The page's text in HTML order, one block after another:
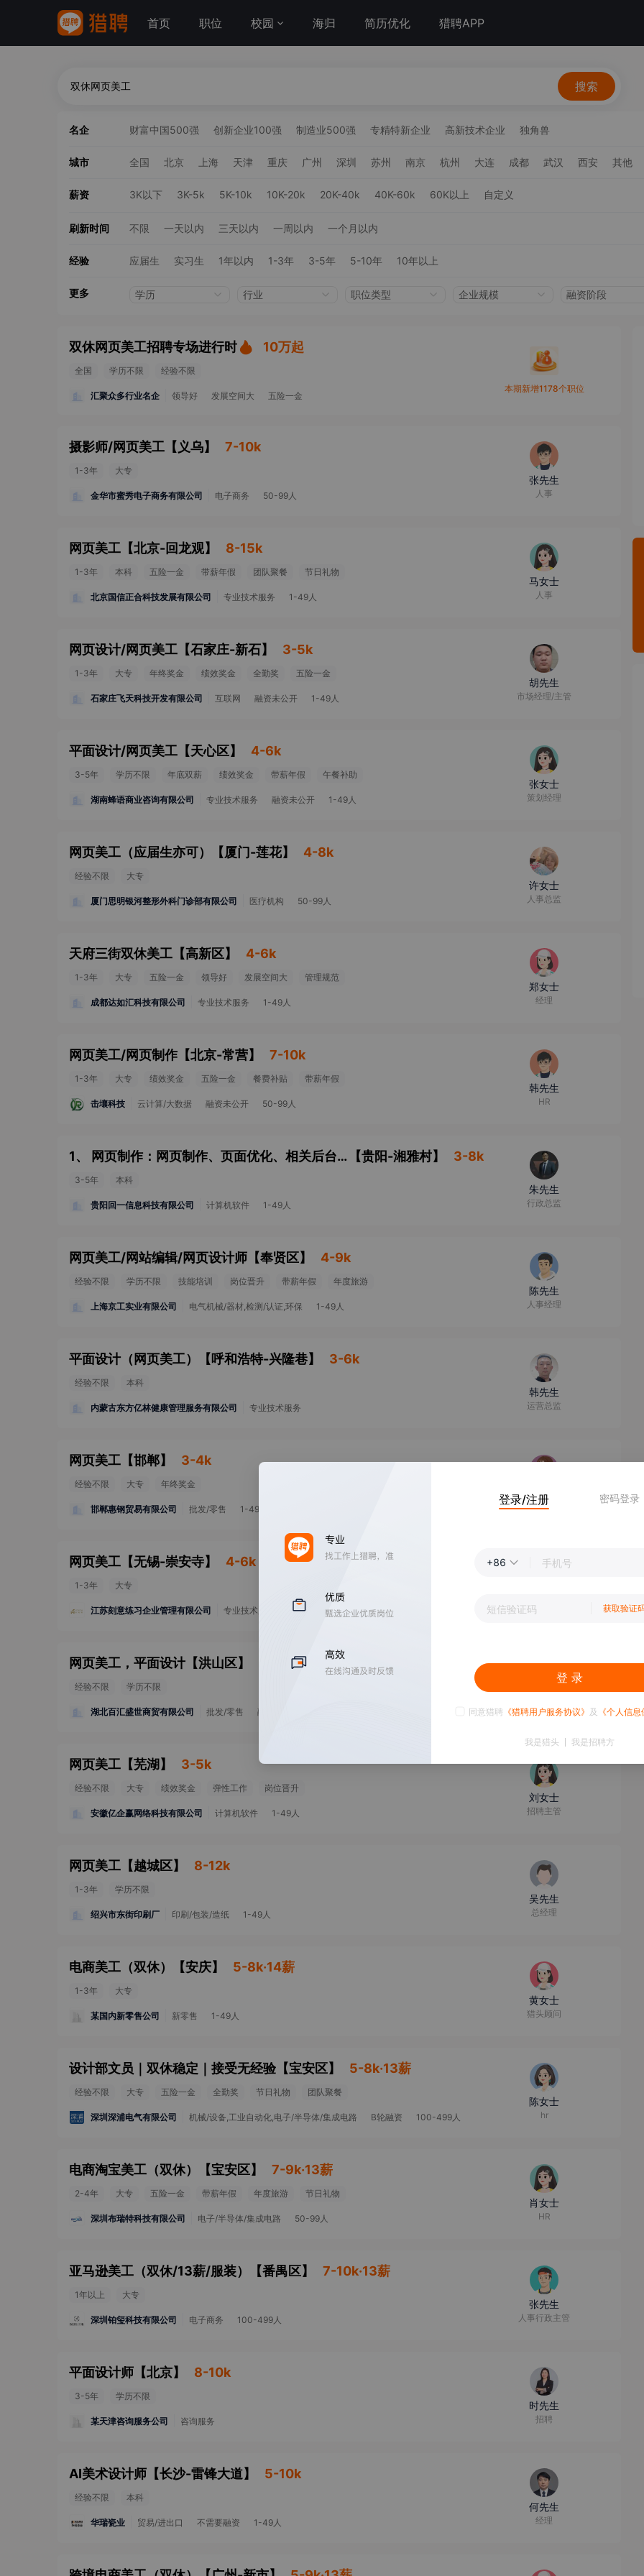
首页 职位 校园 海归 简历优化 猎聘APP
搜索
名企 财富中国500强 创新企业100强 制造业500强 专精特新企业 高新技术企业 独角兽
城市 全国 北京 上海 天津 重庆 广州 深圳 苏州 南京 杭州 大连 成都 武汉 西安 其他
薪资 3K以下 3K-5k 5K-10k 10K-20k 20K-40k 40K-60k 60K以上 自定义
刷新时间 不限 一天以内 三天以内 一周以内 一个月以内
经验 应届生 实习生 1年以内 1-3年 3-5年 5-10年 10年以上
更多 学历 行业 职位类型 企业规模 融资阶段
双休网页美工招聘专场进行时 10万起
全国 学历不限 经验不限
汇聚众多行业名企 领导好 发展空间大 五险一金
本期新增1178个职位
摄影师/网页美工 【 义乌】 7-10k
1-3年 大专
金华市蜜秀电子商务有限公司 电子商务 50-99人
张先生
人事
网页美工 【北京-回龙观】 8-15k
1-3年 本科 五险一金 带薪年假 团队聚餐 节日礼物
北京国信正合科技发展有限公司 专业技术服务 1-49人
马女士
人事
网页设计/网页美工 【石家庄-新石】 3-5k
1-3年 大专 年终奖金 绩效奖金 全勤奖 五险一金
石家庄飞天科技开发有限公司 互联网 融资未公开 1-49人
胡先生
市场经理/主管
平面设计/网页美工 【天心区】 4-6k
3-5年 学历不限 年底双薪 绩效奖金 带薪年假 午餐补助
湖南蜂语商业咨询有限公司 专业技术服务 融资未公开 1-49人
张女士
策划经理
网页美工（应届生亦可） 【厦门-莲花】 4-8k
经验不限 大专
厦门思明银河整形外科门诊部有限公司 医疗机构 50-99人
许女士
人事总监
天府三街双休美工 【高新区】 4-6k
1-3年 大专 五险一金 领导好 发展空间大 管理规范
成都达如汇科技有限公司 专业技术服务 1-49人
郑女士
经理
网页美工/网页制作 【北京-常营】 7-10k
1-3年 大专 绩效奖金 五险一金 餐费补贴 带薪年假
击壤科技 云计算/大数据 融资未公开 50-99人
韩先生
HR
1、 网页制作：网页制作、页面优化、相关后台操作技术培训2、 网页美工：设计网页效果图、产品设计、广告制作3、运营经理：（学工商管理的） 【贵阳-湘雅村】 3-8k
3-5年 本科
贵阳回一信息科技有限公司 计算机软件 1-49人
朱先生
行政总监
网页美工/网站编辑/网页设计师 【奉贤区】 4-9k
经验不限 学历不限 技能培训 岗位晋升 带薪年假 年度旅游
上海京工实业有限公司 电气机械/器材,检测/认证,环保 1-49人
陈先生
人事经理
平面设计（网页美工） 【呼和浩特-兴隆巷】 3-6k
经验不限 本科
内蒙古东方亿林健康管理服务有限公司 专业技术服务
韩先生
运营总监
网页美工 【邯郸】 3-4k
经验不限 大专 年终奖金
邯郸惠钢贸易有限公司 批发/零售 1-49人
贾女士
人事
网页美工 【无锡-崇安寺】 4-6k
1-3年 大专
江苏刻意练习企业管理有限公司 专业技术服务 1-49人 总经理
网页美工，平面设计 【洪山区】
经验不限 学历不限
湖北百汇盛世商贸有限公司 批发/零售 融资未公开
陈女士
人事专员
网页美工 【芜湖 】 3-5k
经验不限 大专 绩效奖金 弹性工作 岗位晋升
安徽亿企赢网络科技有限公司 计算机软件 1-49人
刘女士
招聘主管
网页美工 【越城区】 8-12k
1-3年 学历不限
绍兴市东街印刷厂 印刷/包装/造纸 1-49人
吴先生
总经理
电商美工（双休） 【安庆】 5-8k·14薪
1-3年 大专
某国内新零售公司 新零售 1-49人
黄女士
猎头顾问
设计部文员｜双休稳定｜接受无经验 【宝安区】 5-8k·13薪
经验不限 大专 五险一金 全勤奖 节日礼物 团队聚餐
深圳深浦电气有限公司 机械/设备,工业自动化,电子/半导体/集成电路 B轮融资 100-499人
陈女士
hr
电商淘宝美工（双休） 【宝安区】 7-9k·13薪
2-4年 大专 五险一金 带薪年假 年度旅游 节日礼物
深圳布瑞特科技有限公司 电子/半导体/集成电路 50-99人
肖女士
HR
亚马逊美工（双休/13薪/服装） 【番禺区】 7-10k·13薪
1年以上 大专
深圳铂玺科技有限公司 电子商务 100-499人
张先生
人事行政主管
平面设计师 【北京】 8-10k
3-5年 学历不限
某天津咨询服务公司 咨询服务
时先生
招聘
AI美术设计师 【长沙-雷锋大道】 5-10k
经验不限 本科
华瑞瓷业 贸易/进出口 不需要融资 1-49人
何先生
经理
登录/注册 密码登录
+86
获取验证
登 录
同意猎聘 《猎聘用户服务协议》 及 《个人信
我是猎头 我是招聘方